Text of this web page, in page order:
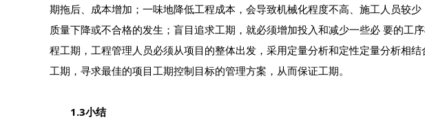
期拖后、成本增加；一味地降低工程成本，会导致机械化程度不高、施工人员较
质量下降或不合格的发生；盲目追求工期，就必须增加投入和减少一些必 要的工
程工期，工程管理人员必须从项目的整体出发，采用定量分析和定性定量分析相
工期，寻求最佳的项目工期控制目标的管理方案，从而保证工期。
1.3小结